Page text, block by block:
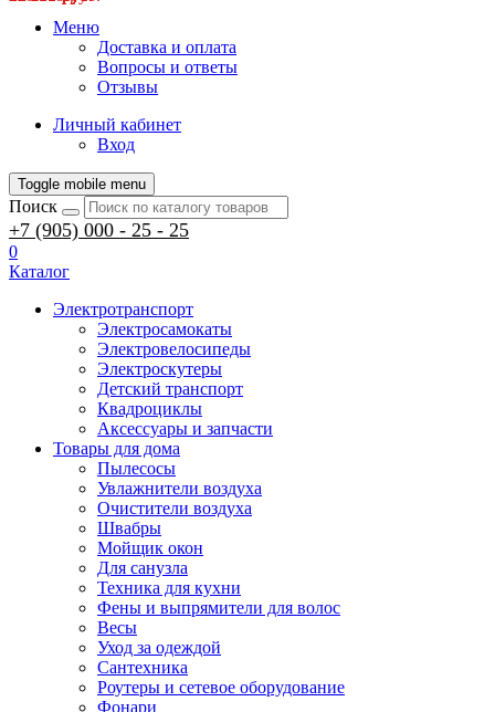
Меню
Доставка и оплата
Вопросы и ответы
Отзывы
Личный кабинет
Вход
Toggle mobile menu
Поиск
+7 (905) 000 - 25 - 25
0
Каталог
Электротранспорт
Электросамокаты
Электровелосипеды
Электроскутеры
Детский транспорт
Квадроциклы
Аксессуары и запчасти
Товары для дома
Пылесосы
Увлажнители воздуха
Очистители воздуха
Швабры
Мойщик окон
Для санузла
Техника для кухни
Фены и выпрямители для волос
Весы
Уход за одеждой
Сантехника
Роутеры и сетевое оборудование
Фонари